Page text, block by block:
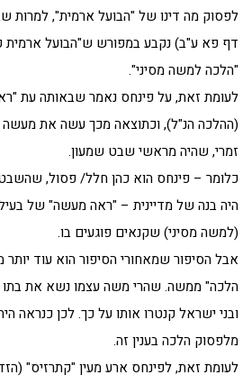
לפסוק מה דינו של "הבועל ארמית", למרות
דף פא ע"ב) נקבע במפורש ש"הבועל ארמית
"הלכה למשה מסיני".
לעומת זאת, על פינחס נאמר שבאותה עת
(ההלכה הנ"ל), וכתוצאה מכך עשה את מעשה
זמרי, שהיה מראשי שבט שמעון.
כלומר – פינחס הוא כהן חלל/ פסול,
היה בנה של מדיינית – "ראה מעשה" של
(למשה מסיני) שקנאים פוגעים בו.
אבל הסיפור שמאחורי הסיפור הוא עוד
הלכה" ממשה. שהרי משה עצמו נשא את בתו
מלפסוק הלכה בענין זה.
לעומת זאת, לפינחס ארע מעין "קתרזיס"